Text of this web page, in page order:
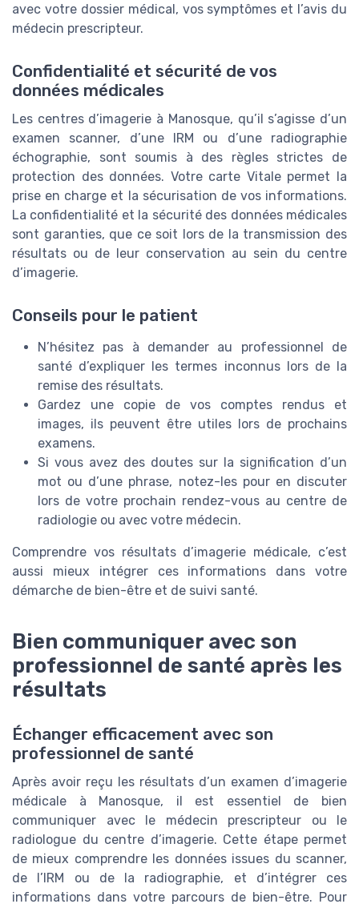
avec votre dossier médical, vos symptômes et l’avis du
médecin prescripteur.
Confidentialité et sécurité de vos
données médicales
Les centres d’imagerie à Manosque, qu’il s’agisse d’un
examen scanner, d’une IRM ou d’une radiographie
échographie, sont soumis à des règles strictes de
protection des données. Votre carte Vitale permet la
prise en charge et la sécurisation de vos informations.
La confidentialité et la sécurité des données médicales
sont garanties, que ce soit lors de la transmission des
résultats ou de leur conservation au sein du centre
d’imagerie.
Conseils pour le patient
N’hésitez pas à demander au professionnel de
santé d’expliquer les termes inconnus lors de la
remise des résultats.
Gardez une copie de vos comptes rendus et
images, ils peuvent être utiles lors de prochains
examens.
Si vous avez des doutes sur la signification d’un
mot ou d’une phrase, notez-les pour en discuter
lors de votre prochain rendez-vous au centre de
radiologie ou avec votre médecin.
Comprendre vos résultats d’imagerie médicale, c’est
aussi mieux intégrer ces informations dans votre
démarche de bien-être et de suivi santé.
Bien communiquer avec son
professionnel de santé après les
résultats
Échanger efficacement avec son
professionnel de santé
Après avoir reçu les résultats d’un examen d’imagerie
médicale à Manosque, il est essentiel de bien
communiquer avec le médecin prescripteur ou le
radiologue du centre d’imagerie. Cette étape permet
de mieux comprendre les données issues du scanner,
de l’IRM ou de la radiographie, et d’intégrer ces
informations dans votre parcours de bien-être. Pour